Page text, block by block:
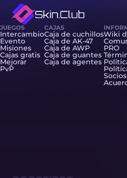
JUEGOS
Intercambio
Evento
Misiones
Cajas gratis
Mejorar
PvP
CAJAS
Caja de cuchillos
Caja de AK-47
Caja de AWP
Caja de guantes
Caja de agentes
Wiki
PRO
Socios